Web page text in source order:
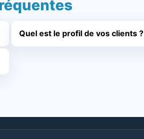
Quel est le profil de vos clients ?